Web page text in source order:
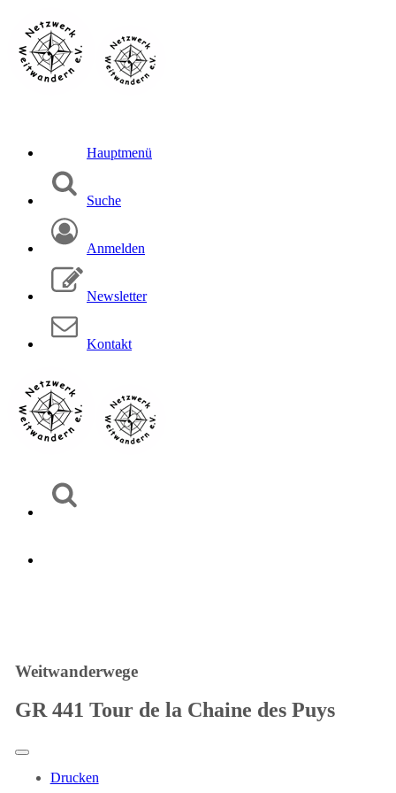
Hauptmenü
Suche
Anmelden
Newsletter
Kontakt
Weitwanderwege
GR 441 Tour de la Chaine des Puys
Drucken